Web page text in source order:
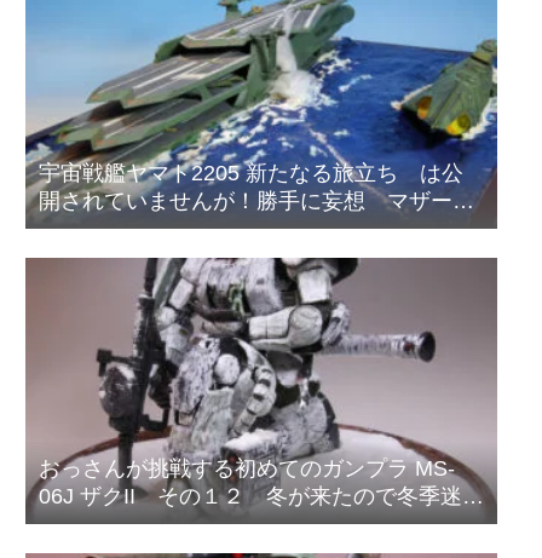
宇宙戦艦ヤマト2205 新たなる旅立ち は公
開されていませんが！勝手に妄想 マザータ
ウンの海の戦い！
おっさんが挑戦する初めてのガンプラ MS-
06J ザクII その１２ 冬が来たので冬季迷彩
塗装をはじめました。